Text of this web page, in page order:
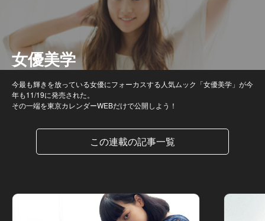
女優美学
今最も輝きを放っている女優にフォーカスする人気ムック「女優美学」が今
年も11/19に発売された。
その一端を東京カレンダーWEBだけで公開しよう！
この連載の記事一覧